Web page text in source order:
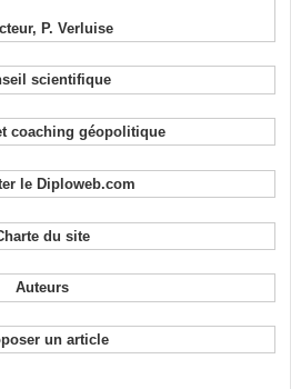
P. Verluise
scientifique
coaching géopolitique
le Diploweb.com
du site
Auteurs
un article